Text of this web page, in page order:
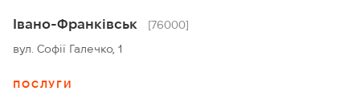
Івано-Франківськ
[76000]
вул. Софії Галечко, 1
ПОСЛУГИ